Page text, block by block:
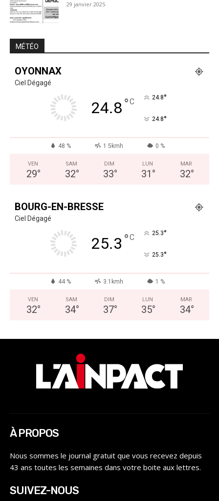
29 janvier 2025
MÉTÉO
OYONNAX
Ciel Dégagé
24.8°C 24.8°
24.8°
48 % 1.5kmh 0 %
VEN
29°
SAM
32°
DIM
33°
LUN
31 °
MAR
32°
BOURG-EN-BRESSE
Ciel Dégagé
25.3 °C 25.3°
25.3°
44 % 3.1kmh 1 %
VEN
32°
SAM
34°
DIM
37°
LUN
35°
MAR
34°
À PROPOS
Nous sommes le journal gratuit que vous recevez depuis
43 ans toutes les semaines dans votre boite aux lettres.
SUIVEZ-NOUS